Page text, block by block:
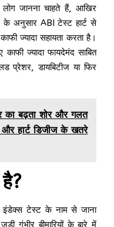
जानना चाहते हैं, आखिर
के अनुसार ABI टेस्ट हार्ट से
ज्यादा सहायता करता है।
ज्यादा फायदेमंद साबित
प्रेशर, डायबिटीज या फिर
का बढ़ता शोर और गलत
और हार्ट डिजीज के खतरे
टेस्ट के नाम से जाना
गंभीर बीमारियों के बारे में